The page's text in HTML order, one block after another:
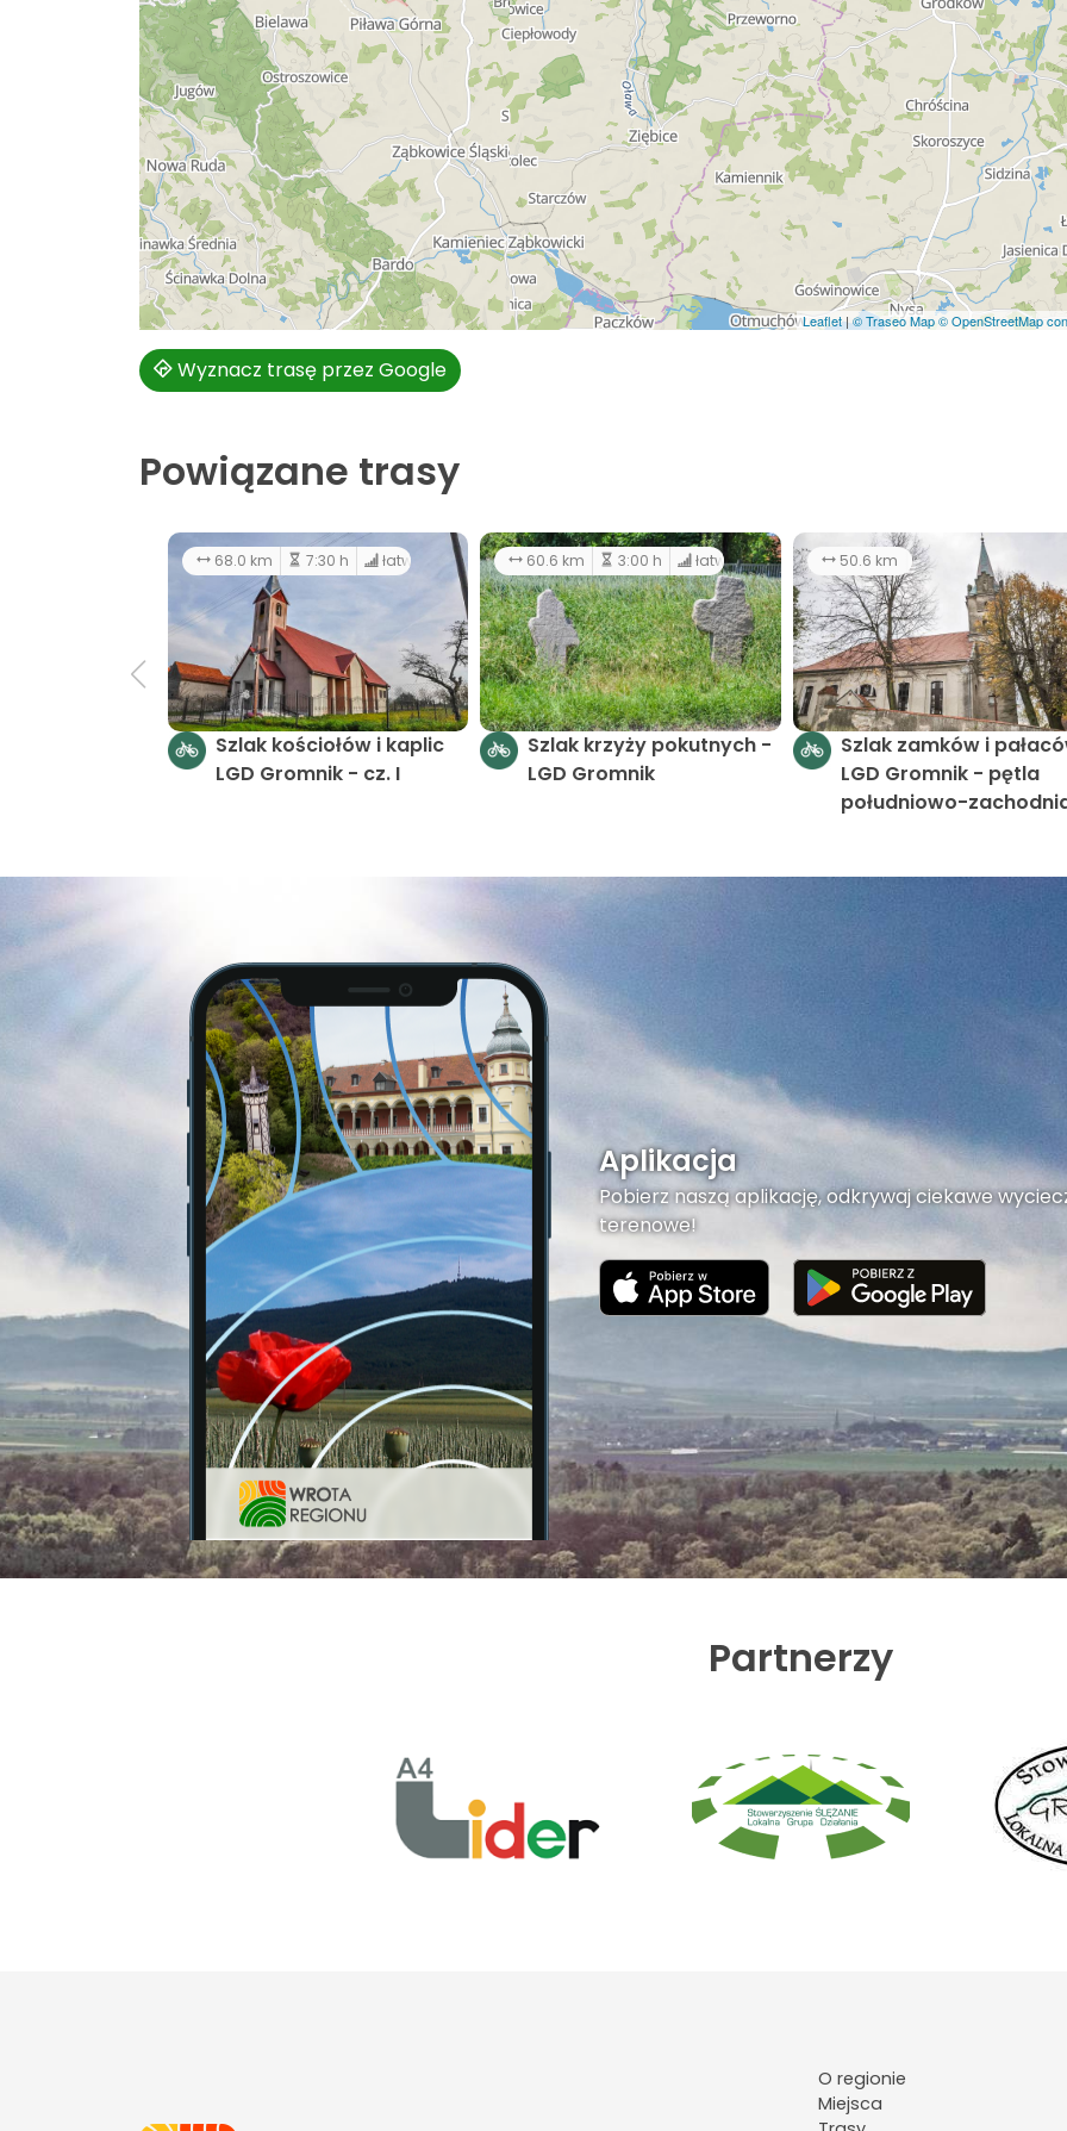
Leaflet|© Traseo Map© OpenStreetMap
Wyznacz trasę przez Google
Powiązane trasy
68.0 km 7:30 h łatwy
Szlak kościołów i kaplic
LGD Gromnik - cz. I
60.6 km 3:00 h łatwy
Szlak krzyży pokutnych -
LGD Gromnik
50.6 km
Szlak zamków i
LGD Gromnik - pętla
południowo-
Aplikacja
Pobierz naszą aplikację, odkrywaj ciekawe
terenowe!
Partnerzy
O regionie
Miejsca